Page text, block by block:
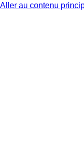
Aller au contenu